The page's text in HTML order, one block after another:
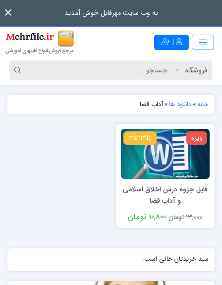
به وب سایت مهرفایل خوش آمدید
|
خانه»دانلود ها»آداب قضا
ویژه mehrfile
فایل جزوه درس اخلاق اسلامی
و آداب قضا
13,000 تومان
10,800 تومان
سبد خریدتان خالی است.